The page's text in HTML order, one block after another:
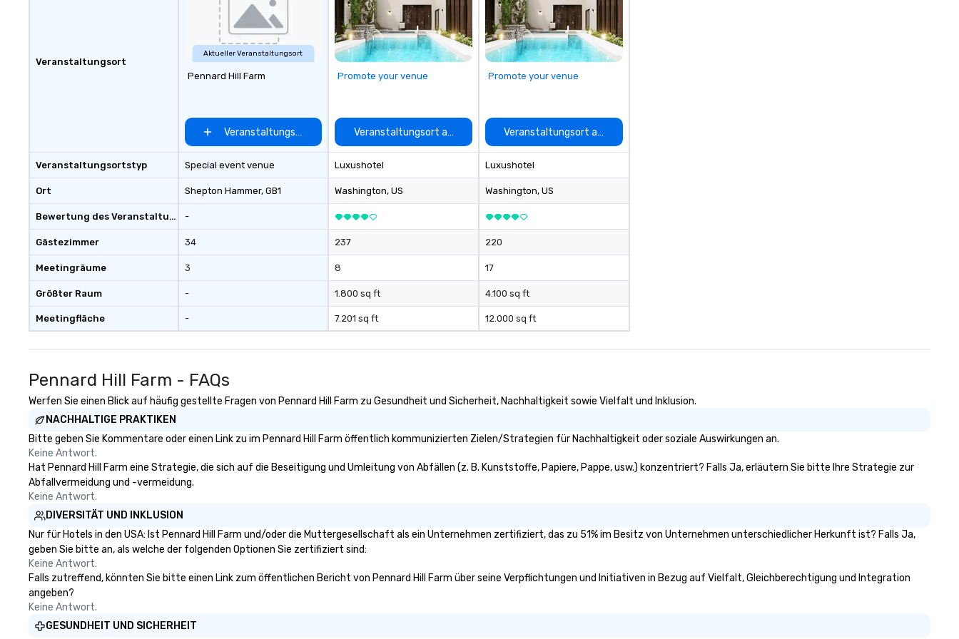
effort required by you. Anyone!
can’t handle! We have a variety of
offsites and conferences.
Champagne onboard, red carpet
arrivals Ideal for: Corporate
Events & Conferences Weddings
& Rehearsal Dinners Music & Food
Church & School Group Trips
surrounding states.
Veranstaltungsort
Veranstaltungsortstyp
Ort
Bewertung des Veranstaltungsortes
Gästezimmer
Meetingräume
Größter Raum
Meetingfläche
Aktueller Veranstaltungsort
Pennard Hill Farm
Veranstaltungsort auswählen
Special event venue
Shepton Hammer, GB1
-
34
3
-
-
Promote your venue
Veranstaltungsort auswählen
Luxushotel
Washington, US
237
8
1.800 sq ft
7.201 sq ft
Promote your venue
Veranstaltungsort auswählen
Luxushotel
Washington, US
220
17
4.100 sq ft
12.000 sq ft
Pennard Hill Farm - FAQs
Werfen Sie einen Blick auf häufig gestellte Fragen von Pennard Hill Farm zu Gesundheit und Sicherheit, Nachhaltigkeit sowie Vielfalt und Inklusion.
NACHHALTIGE PRAKTIKEN
Bitte geben Sie Kommentare oder einen Link zu im Pennard Hill Farm öffentlich kommunizierten Zielen/Strategien für Nachhaltigkeit oder soziale Auswirkungen an.
Keine Antwort.
Hat Pennard Hill Farm eine Strategie, die sich auf die Beseitigung und Umleitung von Abfällen (z. B. Kunststoffe, Papiere, Pappe, usw.) konzentriert? Falls Ja, erläutern Sie bitte Ihre Strategie zur
Abfallvermeidung und -vermeidung.
Keine Antwort.
DIVERSITÄT UND INKLUSION
Nur für Hotels in den USA: Ist Pennard Hill Farm und/oder die Muttergesellschaft als ein Unternehmen zertifiziert, das zu 51% im Besitz von Unternehmen unterschiedlicher Herkunft ist? Falls Ja,
geben Sie bitte an, als welche der folgenden Optionen Sie zertifiziert sind:
Keine Antwort.
Falls zutreffend, könnten Sie bitte einen Link zum öffentlichen Bericht von Pennard Hill Farm über seine Verpflichtungen und Initiativen in Bezug auf Vielfalt, Gleichberechtigung und Integration
angeben?
Keine Antwort.
GESUNDHEIT UND SICHERHEIT